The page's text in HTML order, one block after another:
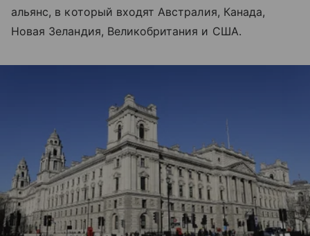
альянс, в который входят Австралия, Канада,
Новая Зеландия, Великобритания и США.